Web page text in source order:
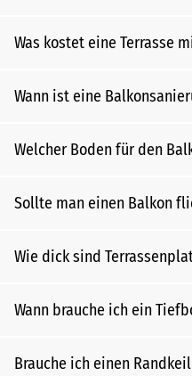
Was kostet eine Terrasse
Wann ist eine
Welcher Boden für den
Sollte man einen Balkon
Wie dick sind
Wann brauche ich ein
Brauche ich einen